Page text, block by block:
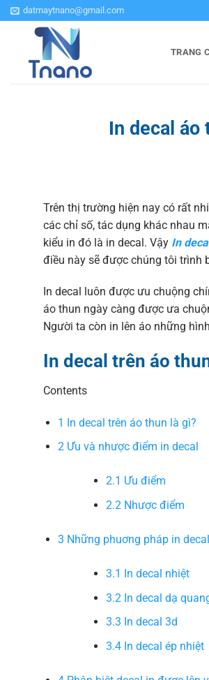
Bỏ
qua
datmaytnano@gmail.com
TRANG
In decal áo
Trên thị trường hiện nay có rất
các chỉ số, tác dụng khác nhau
kiểu in đó là in decal. Vậy In
điều này sẽ được chúng tôi trình
In decal luôn được ưu chuộng
áo thun ngày càng được ưa
Người ta còn in lên áo những
In decal trên áo
Contents
1 In decal trên áo thun là gì?
2Ưu và nhược điểm in decal
2.1 Ưu điểm
2.2Nhược điểm
3 Những phuơng pháp in
3.1 In decal nhiệt
3.2 In decal dạ
3.3 In decal 3d
3.4In decal ép nhiệt